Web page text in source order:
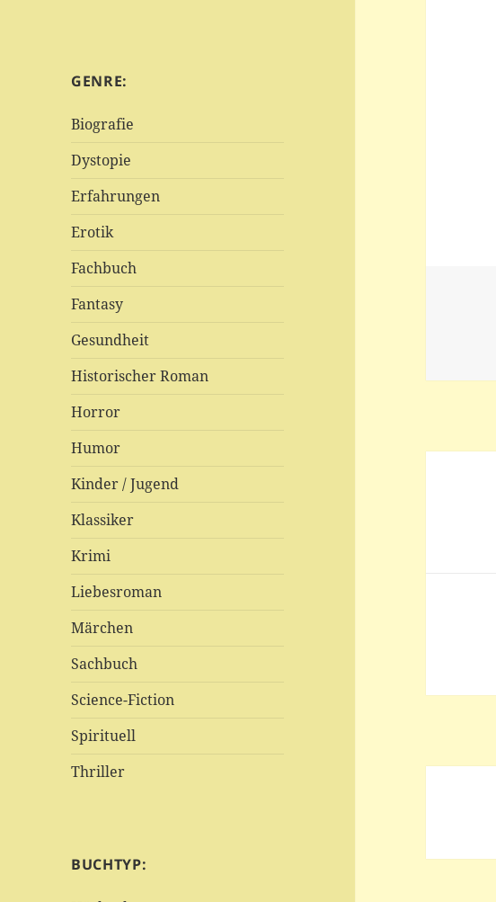
GENRE:
Biografie
Dystopie
Erfahrungen
Erotik
Fachbuch
Fantasy
Gesundheit
Historischer Roman
Horror
Humor
Kinder / Jugend
Klassiker
Krimi
Liebesroman
Märchen
Sachbuch
Science-Fiction
Spirituell
Thriller
BUCHTYP: